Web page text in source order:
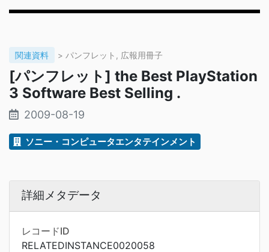
関連資料 > パンフレット, 広報用冊子
[パンフレット] the Best PlayStation
3 Software Best Selling .
2009-08-19
ソニー・コンピュータエンタテインメント
詳細メタデータ
レコードID
RELATEDINSTANCE0020058